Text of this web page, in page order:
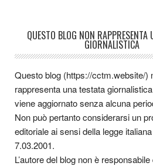
QUESTO BLOG NON RAPPRESENTA
GIORNALISTICA
Questo blog (https://cctm.website/)
rappresenta una testata
viene aggiornato senza alcuna
Non può pertanto considerarsi un
editoriale ai sensi della legge
7.03.2001.
L’autore del blog non è